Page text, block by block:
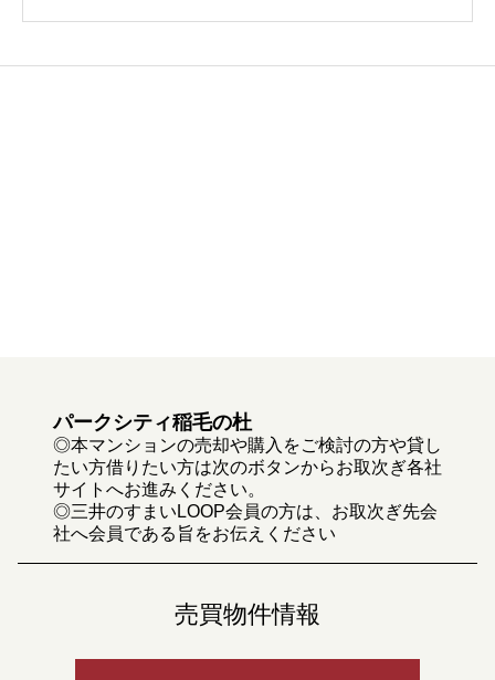
パークシティ稲毛の杜
◎本マンションの売却や購入をご検討の方や貸し
たい方借りたい方は次のボタンからお取次ぎ各社
サイトへお進みください。
◎三井のすまいLOOP会員の方は、お取次ぎ先会
社へ会員である旨をお伝えください
売買物件情報